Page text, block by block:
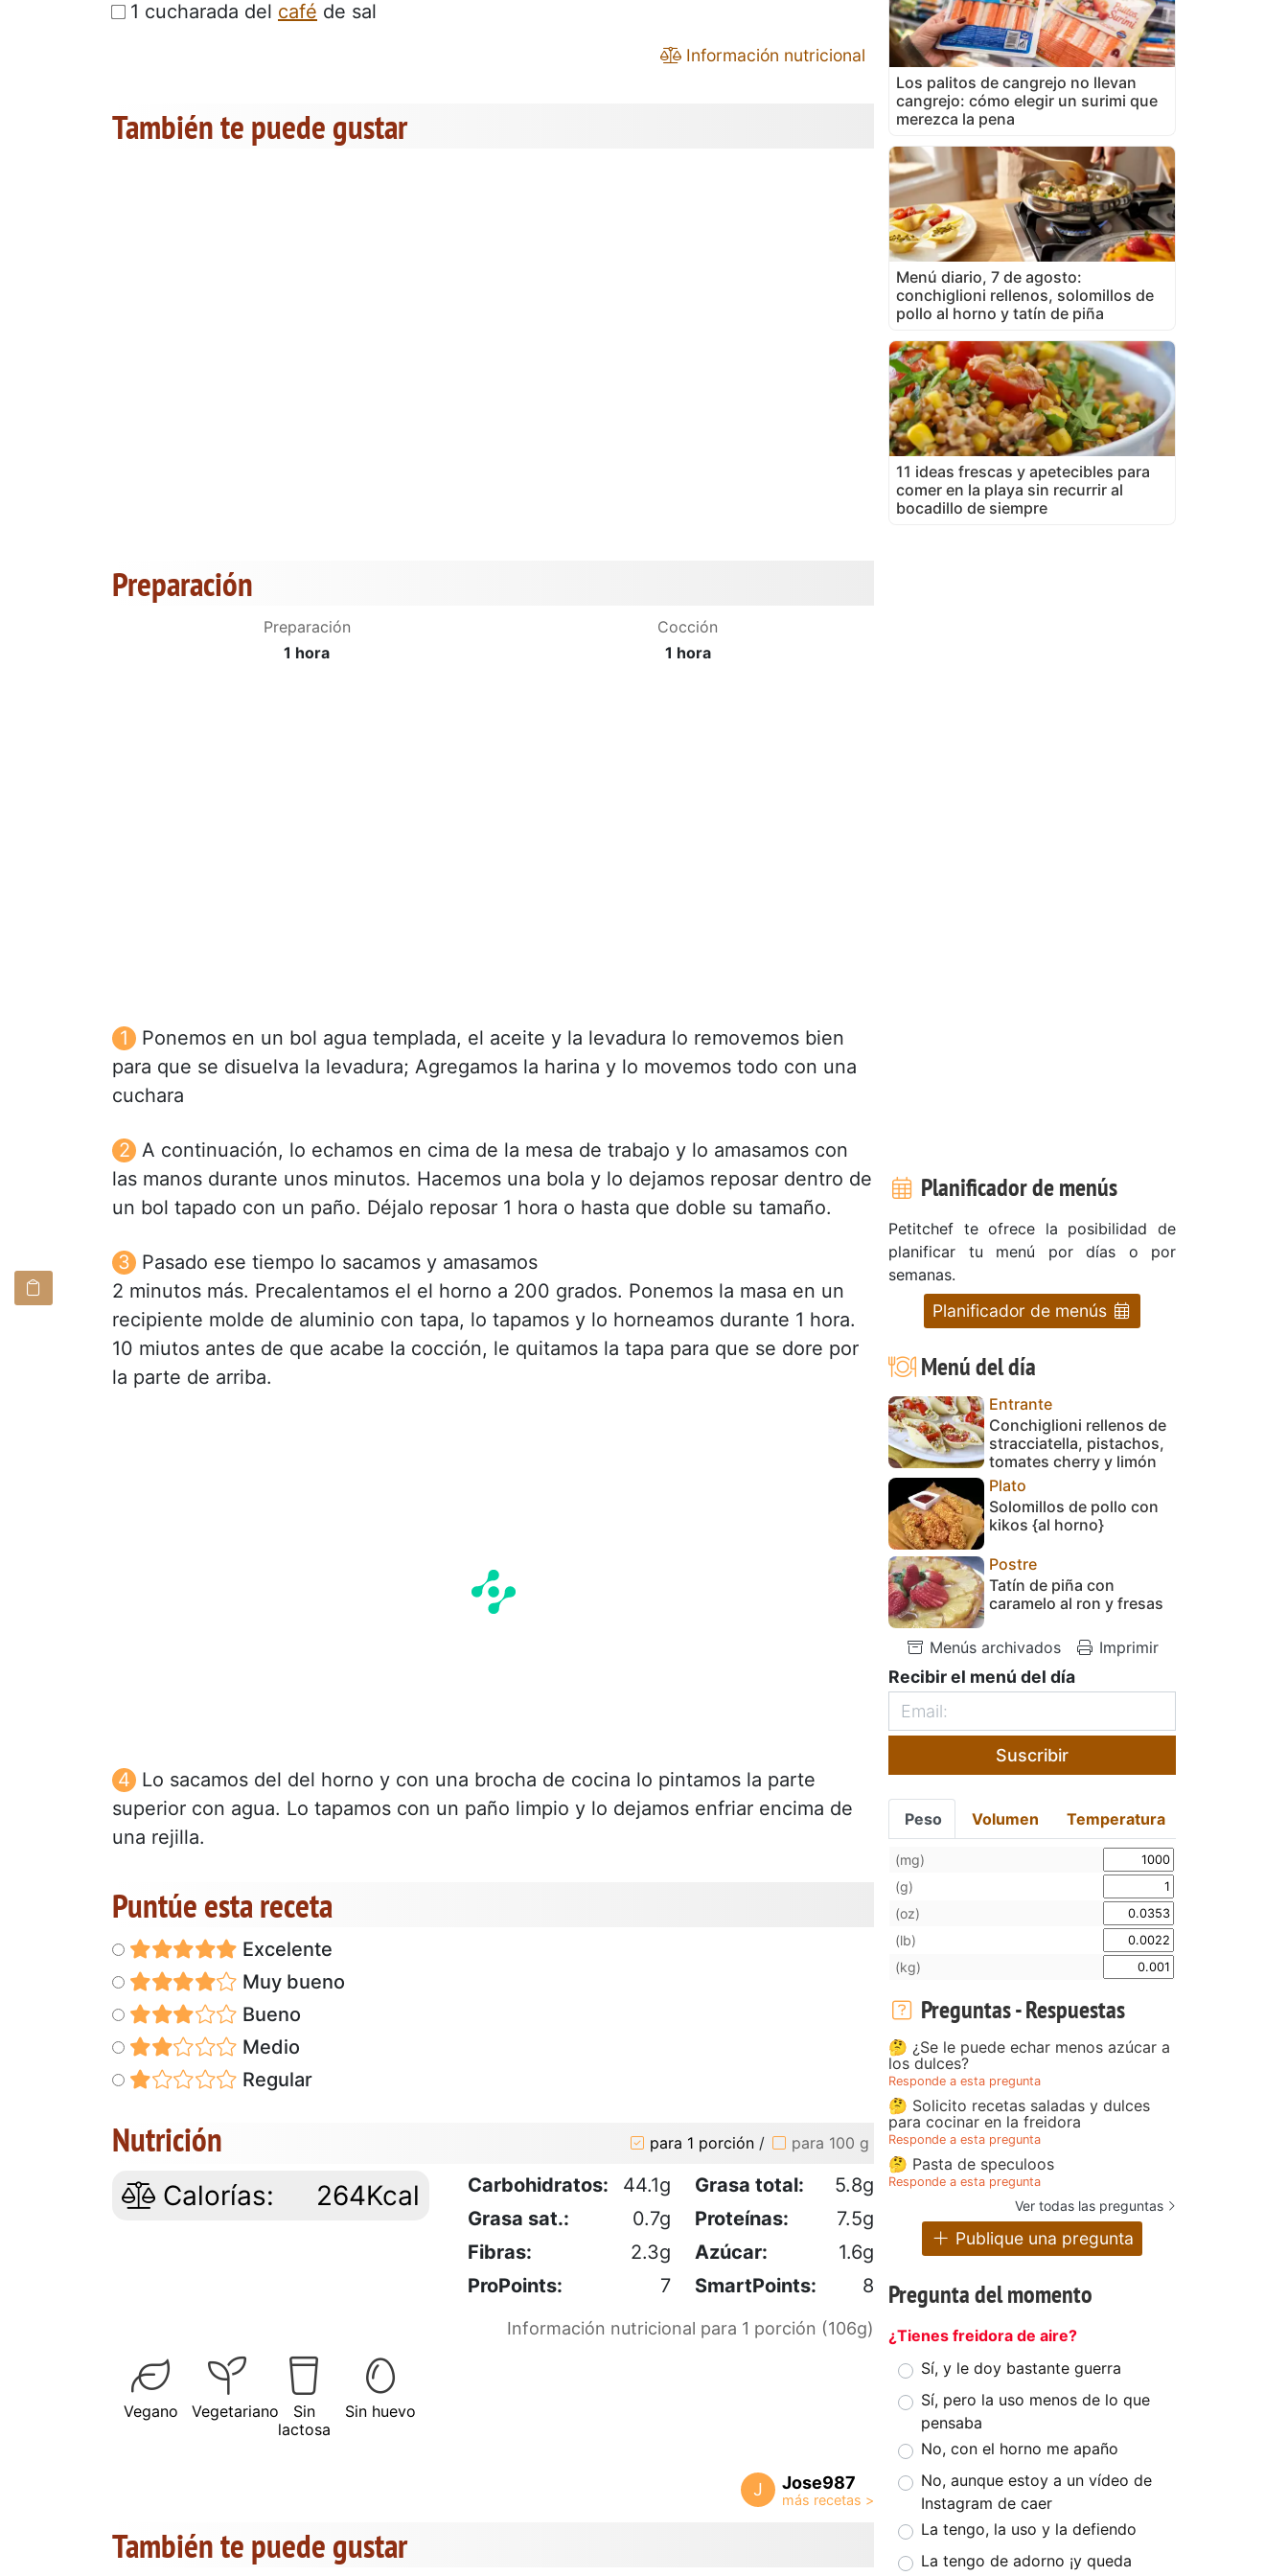
1 cucharada del café de sal
Información nutricional
También te puede gustar
Preparación
Preparación
1 hora
Cocción
1 hora
Ponemos en un bol agua templada, el aceite y la levadura lo removemos bien
para que se disuelva la levadura; Agregamos la harina y lo movemos todo con una
cuchara
A continuación, lo echamos en cima de la mesa de trabajo y lo amasamos con
las manos durante unos minutos. Hacemos una bola y lo dejamos reposar dentro de
un bol tapado con un paño. Déjalo reposar 1 hora o hasta que doble su tamaño.
Pasado ese tiempo lo sacamos y amasamos
2 minutos más. Precalentamos el el horno a 200 grados. Ponemos la masa en un
recipiente molde de aluminio con tapa, lo tapamos y lo horneamos durante 1 hora.
10 miutos antes de que acabe la cocción, le quitamos la tapa para que se dore por
la parte de arriba.
Lo sacamos del del horno y con una brocha de cocina lo pintamos la parte
superior con agua. Lo tapamos con un paño limpio y lo dejamos enfriar encima de
una rejilla.
Puntúe esta receta
Excelente
Muy bueno
Bueno
Medio
Regular
Nutrición para 1 porción / para 100 g
Calorías: 264Kcal Carbohidratos: 44.1g Grasa total:
5.8g
Grasa sat.:
0.7g Proteínas:
7.5g
Fibras:
2.3g Azúcar:
1.6g
ProPoints:
7 SmartPoints: 8
Información nutricional para 1 porción (106g)
Vegano Vegetariano
Sin
lactosa
Sin huevo
J Jose987
También te puede gustar
Los palitos de cangrejo no llevan
cangrejo: cómo elegir un surimi que
merezca la pena
Menú diario, 7 de agosto:
conchiglioni rellenos, solomillos de
pollo al horno y tatín de piña
11 ideas frescas y apetecibles para
comer en la playa sin recurrir al
bocadillo de siempre
Planificador de menús
Petitchef te ofrece la posibilidad de
planificar tu menú por días o por
semanas.
Planificador de menús
Menú del día
Entrante
Conchiglioni rellenos de
stracciatella, pistachos,
tomates cherry y limón
Plato
Solomillos de pollo con
kikos {al horno}
Postre
Tatín de piña con
caramelo al ron y fresas
Menús archivados Imprimir
Recibir el menú del día
Suscribir
Peso Volumen Temperatura
(mg)
(g)
(oz)
(lb)
(kg)
Preguntas - Respuestas
🤔 ¿Se le puede echar menos azúcar a
los dulces?
Responde a esta pregunta
🤔 Solicito recetas saladas y dulces
para cocinar en la freidora
Responde a esta pregunta
🤔 Pasta de speculoos
Responde a esta pregunta
Ver todas las preguntas
Publique una pregunta
Pregunta del momento
¿Tienes freidora de aire?
Sí, y le doy bastante guerra
Sí, pero la uso menos de lo que
pensaba
No, con el horno me apaño
No, aunque estoy a un vídeo de
Instagram de caer
La tengo, la uso y la defiendo
La tengo de adorno ¡y queda